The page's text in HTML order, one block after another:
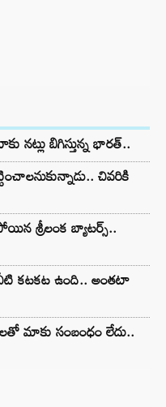
బిగిస్తున్న భారత్..
చివరికి
శ్రీలంక బ్యాటర్స్..
నీటి కటకట ఉంది.. అంతటా
మాకు సంబంధం లేదు..